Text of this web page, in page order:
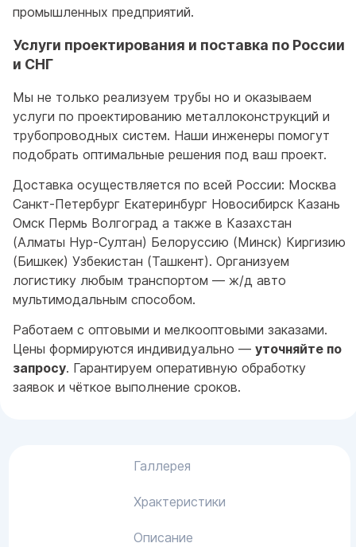
промышленных предприятий.
Услуги проектирования и поставка по России
и СНГ
Мы не только реализуем трубы но и оказываем
услуги по проектированию металлоконструкций и
трубопроводных систем. Наши инженеры помогут
подобрать оптимальные решения под ваш проект.
Доставка осуществляется по всей России: Москва
Санкт-Петербург Екатеринбург Новосибирск Казань
Омск Пермь Волгоград а также в Казахстан
(Алматы Нур-Султан) Белоруссию (Минск) Киргизию
(Бишкек) Узбекистан (Ташкент). Организуем
логистику любым транспортом — ж/д авто
мультимодальным способом.
Работаем с оптовыми и мелкооптовыми заказами.
Цены формируются индивидуально — уточняйте по
запросу. Гарантируем оперативную обработку
заявок и чёткое выполнение сроков.
Галлерея
Храктеристики
Описание